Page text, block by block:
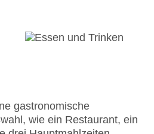
Gebühr
5
610
gastronomische
wie ein Restaurant, ein